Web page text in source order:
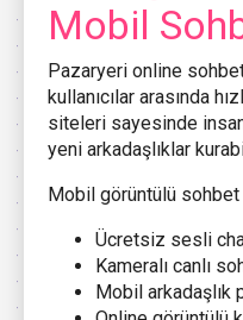
Mobil
Pazaryeri online
kullanıcılar arasında
siteleri sayesinde
yeni arkadaşlıklar
Mobil görüntülü sohbet
Ücretsiz sesli
Kameralı canlı
Mobil arkadaşlık